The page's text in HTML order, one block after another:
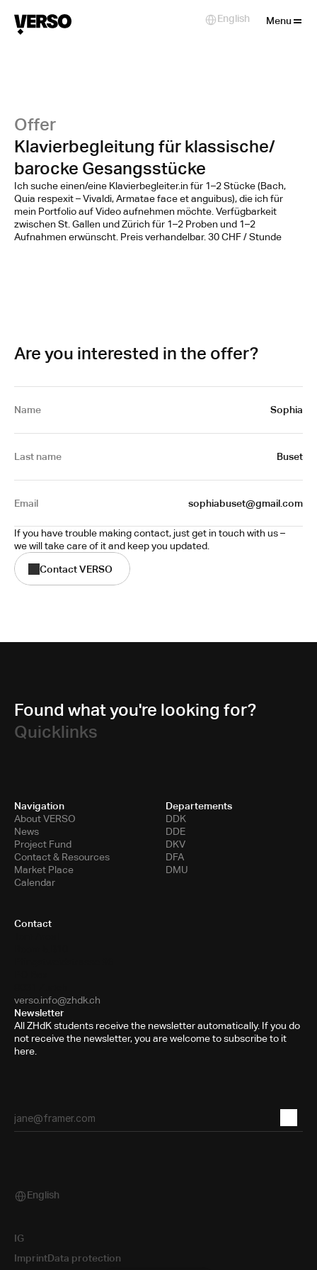
Offer
Klavierbegleitung für klassische/
barocke Gesangsstücke
Ich suche einen/eine Klavierbegleiter.in für 1–2 Stücke (Bach,
Quia respexit – Vivaldi, Armatae face et anguibus), die ich für
mein Portfolio auf Video aufnehmen möchte. Verfügbarkeit
zwischen St. Gallen und Zürich für 1–2 Proben und 1–2
Aufnahmen erwünscht. Preis verhandelbar. 30 CHF / Stunde
Are you interested in the offer?
Name Sophia
Last name Buset
Email sophiabuset@gmail.com
If you have trouble making contact, just get in touch with us –
we will take care of it and keep you updated.
Contact VERSO
Menu
Select Language
English
Found what you're looking for?
Quicklinks
Navigation
About VERSO
News
Project Fund
Contact & Resources
Market Place
Calendar
Departements
DDK
DDE
DKV
DFA
DMU
Contact
verso.info@zhdk.ch
Newsletter
All ZHdK students receive the newsletter automatically. If you do
not receive the newsletter, you are welcome to subscribe to it
here.
Select Language
English
ImprintData protection
IG